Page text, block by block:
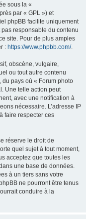
sous la «
par « GPL ») et
phpBB facilite uniquement
pas responsable du contenu
site. Pour de plus amples
: https://www.phpbb.com/.
obscène, vulgaire,
ou tout autre contenu
pays où « Forum photo
Une telle action peut
avec une notification à
nécessaire. L’adresse IP
faire respecter ces
réserve le droit de
quel sujet à tout moment,
acceptez que toutes les
une base de données.
à un tiers sans votre
ne pourront être tenus
conduire à la